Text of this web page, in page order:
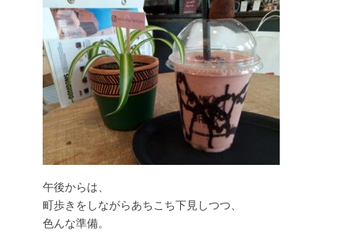
午後からは、
町歩きをしながらあちこち下見しつつ、
色んな準備。